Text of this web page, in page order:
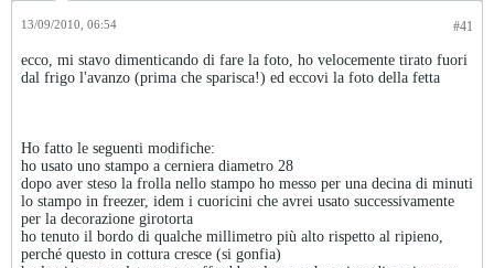
#41
13/09/2010, 06:54
ecco, mi stavo dimenticando di fare la foto, ho velocemente tirato fuori
dal frigo l'avanzo (prima che sparisca!) ed eccovi la foto della fetta
Ho fatto le seguenti modifiche:
ho usato uno stampo a cerniera diametro 28
dopo aver steso la frolla nello stampo ho messo per una decina di minuti
lo stampo in freezer, idem i cuoricini che avrei usato successivamente
per la decorazione girotorta
ho tenuto il bordo di qualche millimetro più alto rispetto al ripieno,
perché questo in cottura cresce (si gonfia)